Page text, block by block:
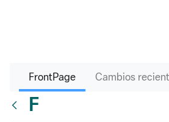
FrontPage Cambios
F